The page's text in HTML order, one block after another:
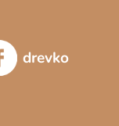
drevko